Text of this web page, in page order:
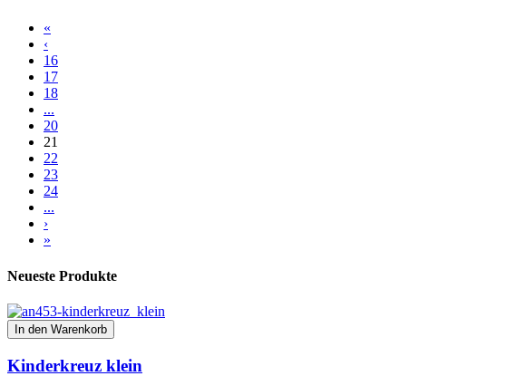
«
‹
16
17
18
...
20
21
22
23
24
...
›
»
Neueste Produkte
In den Warenkorb
Kinderkreuz klein